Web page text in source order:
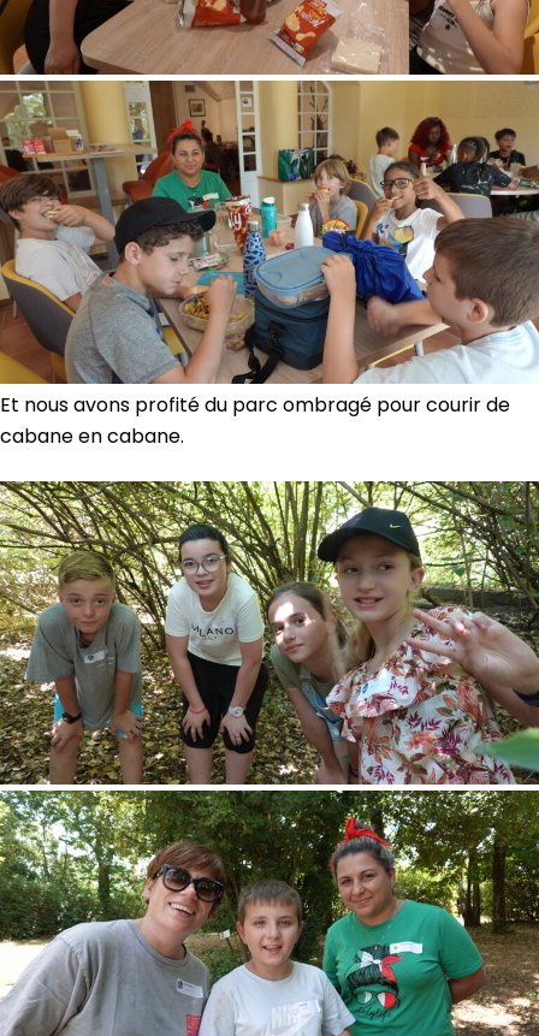
Et nous avons profité du parc ombragé pour courir de
cabane en cabane.